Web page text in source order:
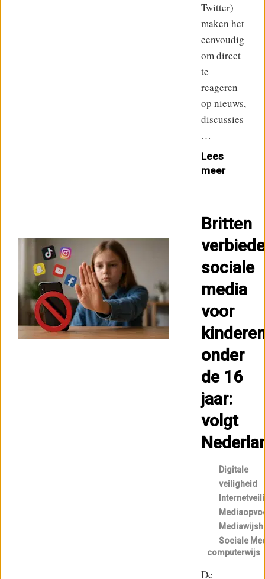
Twitter)
maken het
eenvoudig
om direct
te
reageren
op nieuws,
discussies
…
Lees
meer
Britten
sociale
media
voor
onder
de 16
jaar:
volgt
Digitale
veiligheid
Sociale
computerwijs
De